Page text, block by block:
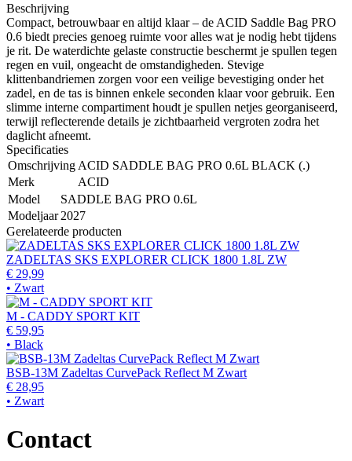
Beschrijving
Compact, betrouwbaar en altijd klaar – de ACID Saddle Bag PRO
0.6 biedt precies genoeg ruimte voor alles wat je nodig hebt tijdens
je rit. De waterdichte gelaste constructie beschermt je spullen tegen
regen en vuil, ongeacht de omstandigheden. Stevige
klittenbandriemen zorgen voor een veilige bevestiging onder het
zadel, en de tas is binnen enkele seconden klaar voor gebruik. Een
slimme interne compartiment houdt je spullen netjes georganiseerd,
terwijl reflecterende details je zichtbaarheid vergroten zodra het
daglicht afneemt.
Specificaties
Omschrijving ACID SADDLE BAG PRO 0.6L BLACK (.)
Merk
ACID
Model
SADDLE BAG PRO 0.6L
Modeljaar 2027
Gerelateerde producten
ZADELTAS SKS EXPLORER CLICK 1800 1.8L ZW
€ 29,99
• Zwart
M - CADDY SPORT KIT
€ 59,95
• Black
BSB-13M Zadeltas CurvePack Reflect M Zwart
€ 28,95
• Zwart
Contact